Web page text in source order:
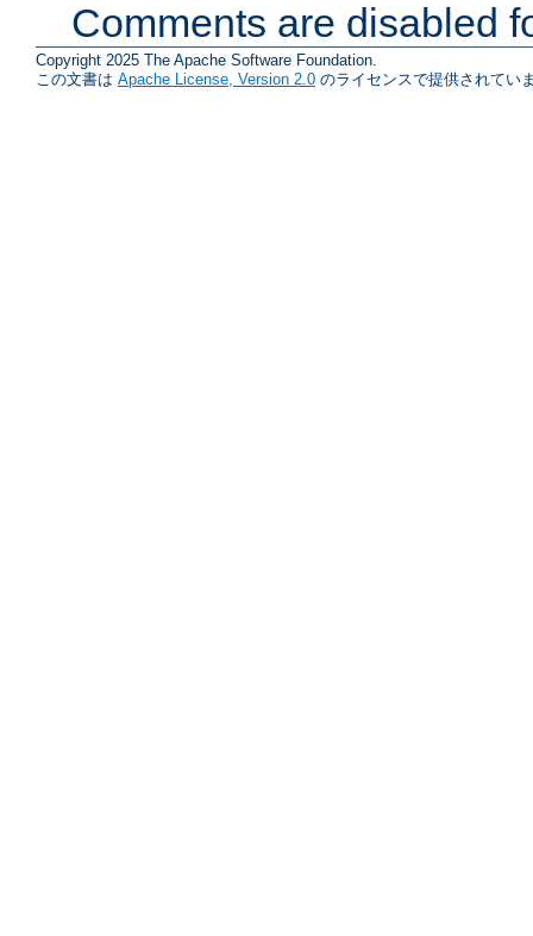
Comments are disabled
Copyright 2025 The Apache Software Foundation.
この文書は Apache License, Version 2.0 のライセンスで提供されてい